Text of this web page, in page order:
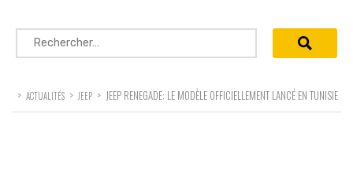
Rechercher :
> ACTUALITÉS > JEEP > JEEP RENEGADE: LE MODÈLE OFFICIELLEMENT LANCÉ EN TUNISIE